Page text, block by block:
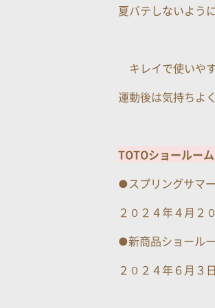
夏バテしないよう
キレイで使いや
運動後は気持ちよ
TOTOショールー
●スプリングサマ
２０２４年４月２
●新商品ショール
２０２４年６月３